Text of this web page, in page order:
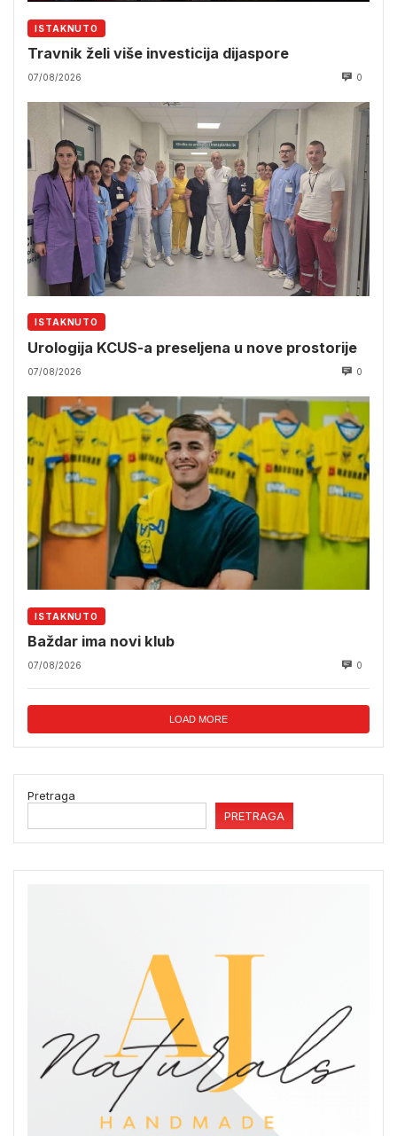
ISTAKNUTO
Travnik želi više investicija dijaspore
07/08/2026 0
ISTAKNUTO
Urologija KCUS-a preseljena u nove prostorije
07/08/2026 0
ISTAKNUTO
Baždar ima novi klub
07/08/2026 0
LOAD MORE
Pretraga
PRETRAGA